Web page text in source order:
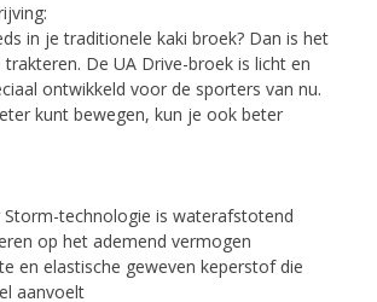
in je traditionele kaki broek? Dan is het
De UA Drive-broek is licht en
ontwikkeld voor de sporters van nu.
kunt bewegen, kun je ook beter
Storm-technologie is waterafstotend
op het ademend vermogen
en elastische geweven keperstof die
aanvoelt